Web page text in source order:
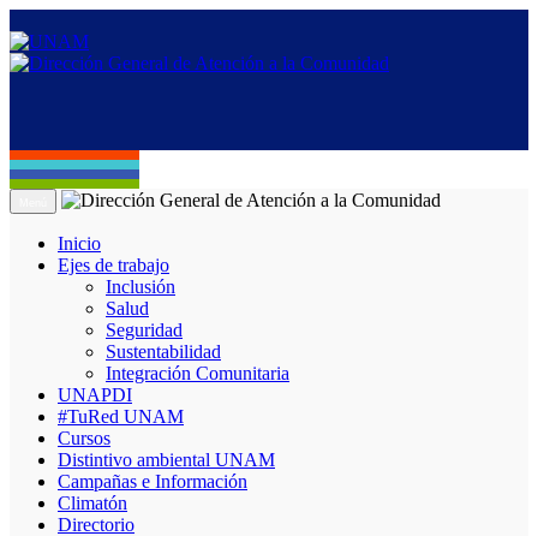
Inicio
Ejes de trabajo
Inclusión
Salud
Seguridad
Sustentabilidad
Integración Comunitaria
UNAPDI
#TuRed UNAM
Cursos
Distintivo ambiental UNAM
Campañas e Información
Climatón
Directorio